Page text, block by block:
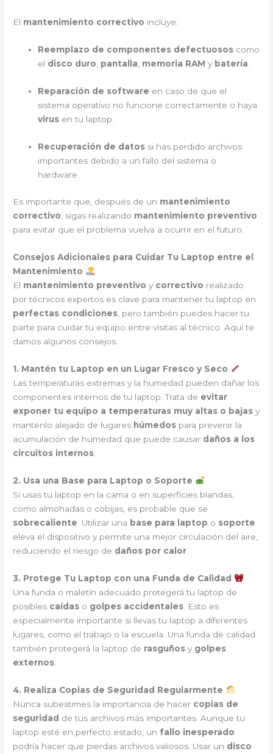
El mantenimiento correctivo incluye:
Reemplazo de componentes defectuosos como
el disco duro pantalla memoria RAM y batería
Reparación de software en caso de que el
sistema operativo no funcione correctamente o haya
virus en tu laptop.
Recuperación de datos si has perdido archivos
importantes debido a un fallo del sistema o
hardware.
Es importante que, después de un mantenimiento
correctivo, sigas realizando mantenimiento preventivo
para evitar que el problema vuelva a ocurrir en el futuro.
Consejos Adicionales para Cuidar Tu Laptop entre el
Mantenimiento
El mantenimiento preventivo y correctivo realizado
por técnicos expertos es clave para mantener tu laptop en
perfectas condiciones, pero también puedes hacer tu
parte para cuidar tu equipo entre visitas al técnico. Aquí te
damos algunos consejos:
1. Mantén tu Laptop en un Lugar Fresco y Seco
Las temperaturas extremas y la humedad pueden dañar los
componentes internos de tu laptop. Trata de evitar
exponer tu equipo a temperaturas muy altas o bajas y
mantenlo alejado de lugares húmedos para prevenir la
acumulación de humedad que puede causar daños a los
circuitos internos
2. Usa una Base para Laptop o Soporte
Si usas tu laptop en la cama o en superficies blandas,
como almohadas o cobijas, es probable que se
sobrecaliente . Utilizar una base para laptop o soporte
eleva el dispositivo y permite una mejor circulación del aire,
reduciendo el riesgo de daños por calor
3. Protege Tu Laptop con una Funda de Calidad
Una funda o maletín adecuado protegerá tu laptop de
posibles caídas o golpes accidentales . Esto es
especialmente importante si llevas tu laptop a diferentes
lugares, como el trabajo o la escuela. Una funda de calidad
también protegerá la laptop de rasguños y golpes
externos
4. Realiza Copias de Seguridad Regularmente
Nunca subestimes la importancia de hacer copias de
seguridad de tus archivos más importantes. Aunque tu
laptop esté en perfecto estado, un fallo inesperado
podría hacer que pierdas archivos valiosos. Usar un disco